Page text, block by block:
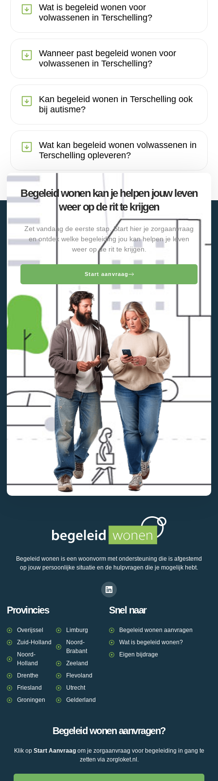
Wat is begeleid wonen voor
volwassenen in Terschelling?
Wanneer past begeleid wonen voor
volwassenen in Terschelling?
Kan begeleid wonen in Terschelling ook
bij autisme?
Wat kan begeleid wonen volwassenen in
Terschelling opleveren?
Begeleid wonen kan je helpen jouw leven
weer op de rit te krijgen
Zet vandaag de eerste stap. Start hier je zorgaanvraag
en ontdek welke begeleiding jou kan helpen je leven
weer op de rit te krijgen.
Start aanvraag
Begeleid wonen is een woonvorm met ondersteuning die is afgestemd
op jouw persoonlijke situatie en de hulpvragen die je mogelijk hebt.
Provincies
Overijssel
Zuid-Holland
Noord-
Holland
Drenthe
Friesland
Groningen
Limburg
Noord-
Brabant
Zeeland
Flevoland
Utrecht
Gelderland
Snel naar
Begeleid wonen aanvragen
Wat is begeleid wonen?
Eigen bijdrage
Begeleid wonen aanvragen?
Klik op Start Aanvraagom je zorgaanvraag voor begeleiding in gang te
zetten via zorgloket.nl.